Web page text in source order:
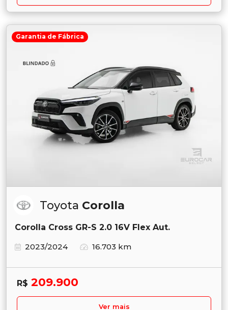
Garantia de Fábrica
Toyota Corolla
Corolla Cross GR-S 2.0 16V Flex Aut.
2023/2024
16.703 km
R$ 209.900
Ver mais